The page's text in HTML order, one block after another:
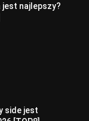
najlepszy?
side jest